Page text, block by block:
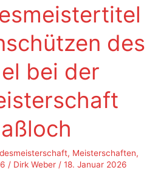
des
bei der
, Meisterschaften,
/ Dirk Weber / 18. Januar 2026